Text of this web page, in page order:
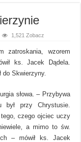
1,521 Zobacz
zatroskania, wzorem
ks. Jacek Dądela.
do Skwierzyny.
słowa. – Przybywa
przy Chrystusie.
tego, czego ojciec uczy
a mimo to św.
– mówił ks. Jacek